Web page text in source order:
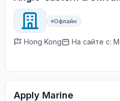
Офлайн
Hong Kong На сайте с:
Apply Marine